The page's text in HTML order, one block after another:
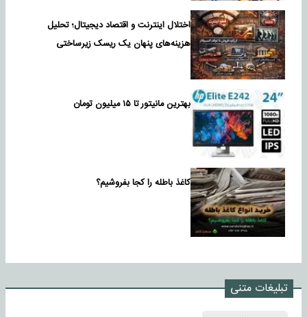
اختلال اینترنت و اقتصاد دیجیتال؛ تحلیل
هزینه‌های پنهان یک ریسک زیرساختی
بهترین مانیتور تا ۱۵ میلیون تومان
کاغذ باطله را کجا بفروشیم؟
تبلیغات متنی